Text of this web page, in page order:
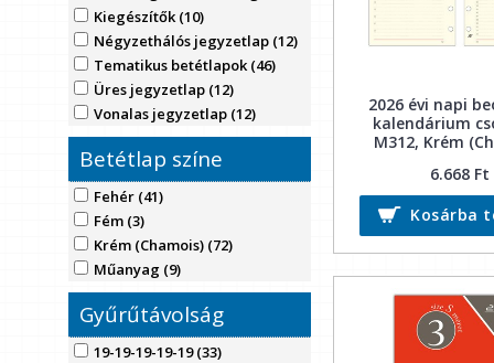
Kiegészítők (10)
Négyzethálós jegyzetlap (12)
Tematikus betétlapok (46)
Üres jegyzetlap (12)
Vonalas jegyzetlap (12)
Betétlap színe
Fehér (41)
Fém (3)
Krém (Chamois) (72)
Műanyag (9)
Gyűrűtávolság
19-19-19-19-19 (33)
2026 évi napi
kalendárium
M312, Krém
6.668 Ft
Kosárba